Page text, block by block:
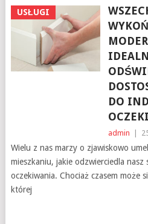
USŁUGI
DO
admin
Wielu z nas marzy o zjawiskowo
mieszkaniu, jakie odzwierciedla nasz
oczekiwania. Chociaż czasem może
której